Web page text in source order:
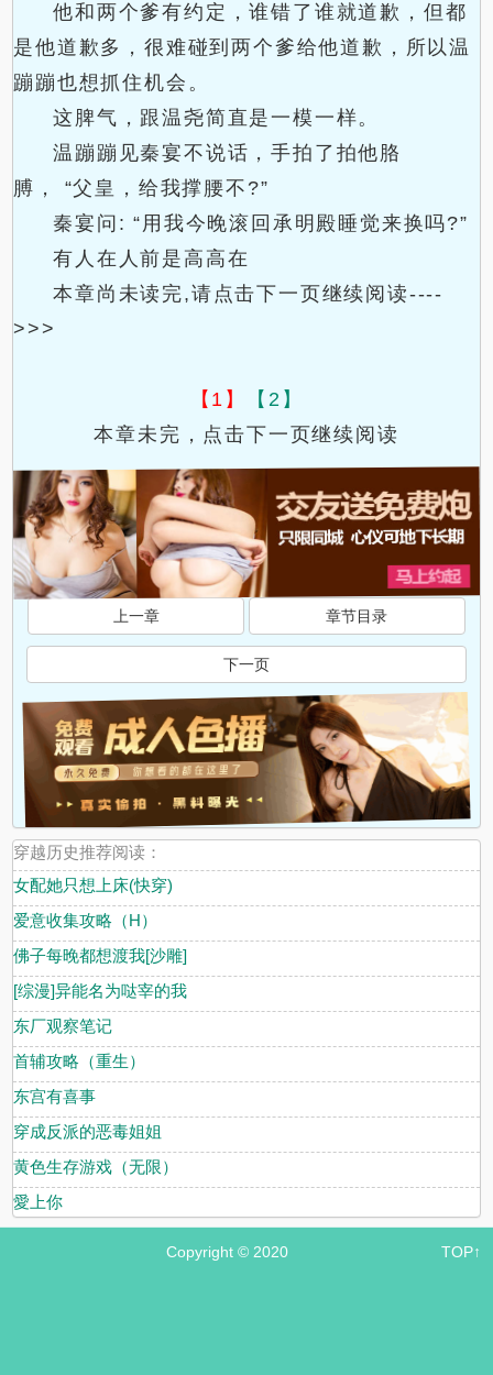
他和两个爹有约定，谁错了谁就道歉，但都
是他道歉多，很难碰到两个爹给他道歉，所以温
蹦蹦也想抓住机会。
这脾气，跟温尧简直是一模一样。
温蹦蹦见秦宴不说话，手拍了拍他胳
膊， “父皇，给我撑腰不?”
秦宴问: “用我今晚滚回承明殿睡觉来换吗?”
有人在人前是高高在
本章尚未读完,请点击下一页继续阅读----
>>>
【1】
【2】
本章未完，点击下一页继续阅读
上一章 章节目录
下一页
穿越历史推荐阅读：
女配她只想上床(快穿)
爱意收集攻略（H）
佛子每晚都想渡我[沙雕]
[综漫]异能名为哒宰的我
东厂观察笔记
首辅攻略（重生）
东宫有喜事
穿成反派的恶毒姐姐
黄色生存游戏（无限）
愛上你
Copyright © 2020 TOP↑